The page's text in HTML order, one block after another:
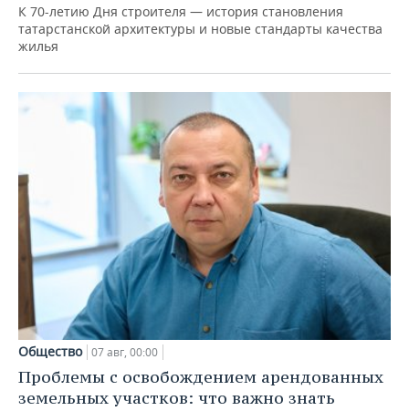
К 70-летию Дня строителя — история становления
татарстанской архитектуры и новые стандарты качества
жилья
Общество 07 авг, 00:00
Проблемы с освобождением арендованных
земельных участков: что важно знать